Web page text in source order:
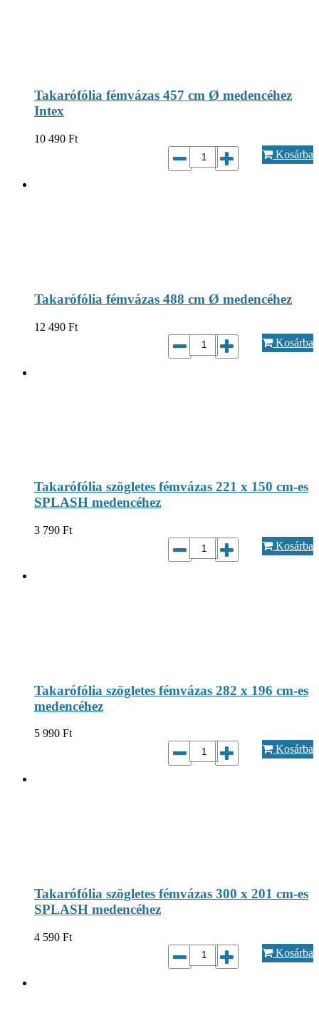
Takarófólia fémvázas 457 cm Ø medencéhez
Intex
10 490 Ft
Kosárba
Takarófólia fémvázas 488 cm Ø medencéhez
12 490 Ft
Kosárba
Takarófólia szögletes fémvázas 221 x 150 cm-es
SPLASH medencéhez
3 790 Ft
Kosárba
Takarófólia szögletes fémvázas 282 x 196 cm-es
medencéhez
5 990 Ft
Kosárba
Takarófólia szögletes fémvázas 300 x 201 cm-es
SPLASH medencéhez
4 590 Ft
Kosárba